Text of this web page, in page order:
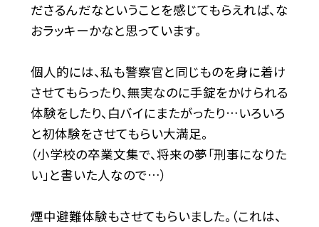
ださるんだなということを感じてもらえれば、な
おラッキーかなと思っています。
個人的には、私も警察官と同じものを身に着け
させてもらったり、無実なのに手錠をかけられる
体験をしたり、白バイにまたがったり…いろいろ
と初体験をさせてもらい大満足。
（小学校の卒業文集で、将来の夢「刑事になりた
い」と書いた人なので…）
煙中避難体験もさせてもらいました。（これは、